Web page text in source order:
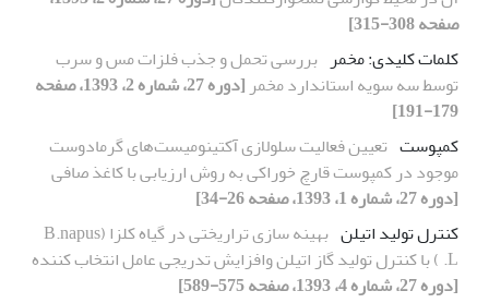
صفحه 308-315]
کلمات کلیدی: مخمر بررسی تحمل و جذب فلزات مس و سرب
توسط سه سویه استاندارد مخمر
[دوره 27، شماره 2، 1393، صفحه
179-191]
کمپوست تعیین فعالیت سلولازی آکتینومیست‌های گرما‌دوست
موجود در کمپوست قارچ خوراکی به روش ارزیابی با کاغذ صافی
[دوره 27، شماره 1، 1393، صفحه 26-34]
کنترل تولید اتیلن
بهینه سازی تراریختی در گیاه کلزا (B.napus
L. ) با کنترل تولید گاز اتیلن وافزایش تدریجی عامل انتخاب کننده
[دوره 27، شماره 4، 1393، صفحه 575-589]